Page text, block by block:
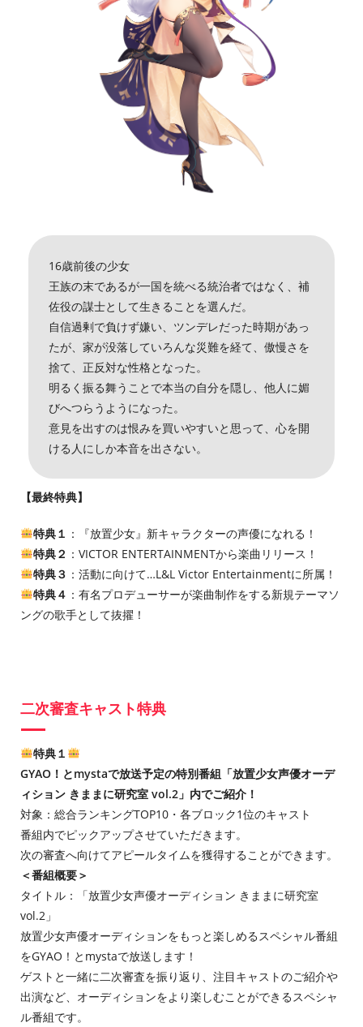
16歳前後の少女
王族の末であるが一国を統べる統治者ではなく、補
佐役の謀士として生きることを選んだ。
自信過剰で負けず嫌い、ツンデレだった時期があっ
たが、家が没落していろんな災難を経て、傲慢さを
捨て、正反対な性格となった。
明るく振る舞うことで本当の自分を隠し、他人に媚
びへつらうようになった。
意見を出すのは恨みを買いやすいと思って、心を開
ける人にしか本音を出さない。
【最終特典】
特典１ ：『放置少女』新キャラクターの声優になれる！
特典２ ：VICTOR ENTERTAINMENTから楽曲リリース！
特典３ ：活動に向けて…L&L Victor Entertainmentに所属！
特典４ ：有名プロデューサーが楽曲制作をする新規テーマソ
ングの歌手として抜擢！
二次審査キャスト特典
特典１
GYAO！とmystaで放送予定の特別番組「放置少女声優オーデ
ィション きままに研究室 vol.2」内でご紹介！
対象：総合ランキングTOP10・各ブロック1位のキャスト
番組内でピックアップさせていただきます。
次の審査へ向けてアピールタイムを獲得することができます。
＜番組概要＞
タイトル：「放置少女声優オーディション きままに研究室
vol.2」
放置少女声優オーディションをもっと楽しめるスペシャル番組
をGYAO！とmystaで放送します！
ゲストと一緒に二次審査を振り返り、注目キャストのご紹介や
出演など、オーディションをより楽しむことができるスペシャ
ル番組です。